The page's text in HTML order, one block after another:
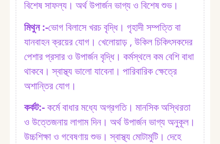
বিশেষ সাফল্য। অর্থ উপার্জন ভাগ্য ও বিশেষ শুভ।
মিথুন :⁠-ভোগ বিলাসে খরচ বৃদ্ধি। গৃহাদী সম্পত্তি বা
যানবাহন ক্রয়ের যোগ। খেলোয়াড় , উকিল চিকিৎসকদের
পেশার প্রসার ও উপার্জন বৃদ্ধি। কর্মস্থলে কম বেশি বাধা
থাকবে। স্বাস্থ্য ভালো যাবেনা। পারিবারিক ক্ষেত্রে
অশান্তির যোগ।
কর্কট:⁠-কর্মে বাধার মধ্যে অগ্রগতি। মানসিক অস্থিরতা
ও উত্তেজনায় লাগাম দিন। অর্থ উপার্জন ভাগ্য অনুকূল।
উচ্চশিক্ষা ও গবেষণায় শুভ। স্বাস্থ্য মোটামুটি। দেহে